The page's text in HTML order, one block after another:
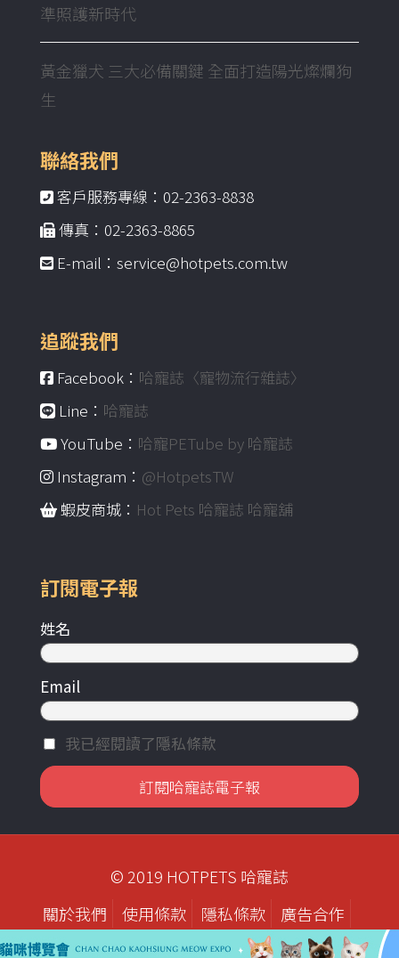
準照護新時代
黃金獵犬 三大必備關鍵 全面打造陽光燦爛狗
生
聯絡我們
客戶服務專線：02-2363-8838
傳真：02-2363-8865
E-mail：service@hotpets.com.tw
追蹤我們
Facebook： 哈寵誌〈寵物流行雜誌〉
Line： 哈寵誌
YouTube： 哈寵PETube by 哈寵誌
Instagram： @HotpetsTW
蝦皮商城： Hot Pets 哈寵誌 哈寵舖
訂閱電子報
姓名
Email
我已經閱讀了隱私條款
© 2019 HOTPETS 哈寵誌
關於我們
使用條款 隱私條款
廣告合作
歷年刊物